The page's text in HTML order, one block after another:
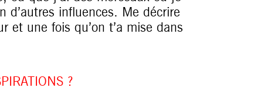
influences. Me décrire
et une fois qu’on t’a mise dans
?